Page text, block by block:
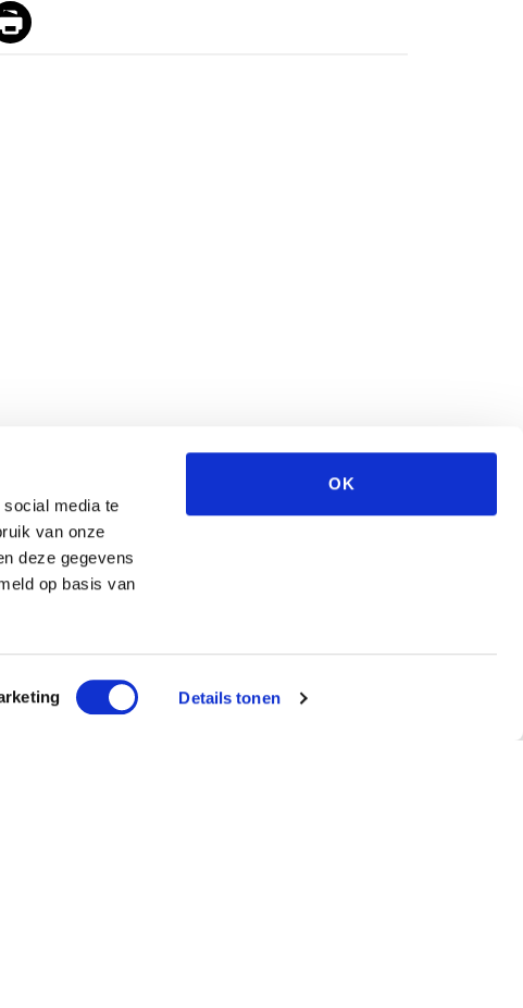
media te
van onze
deze gegevens
op basis van
Details tonen
OK